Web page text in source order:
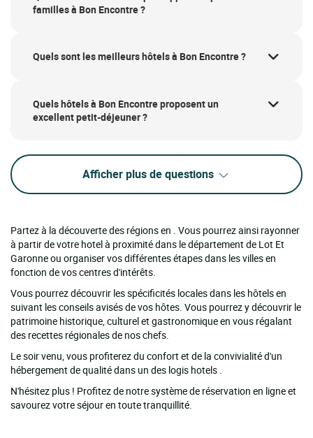
familles à Bon Encontre ?
Quels sont les meilleurs hôtels à Bon Encontre ?
Quels hôtels à Bon Encontre proposent un
excellent petit-déjeuner ?
Afficher plus de questions
Partez à la découverte des régions en . Vous pourrez ainsi rayonner
à partir de votre hotel à proximité dans le département de Lot Et
Garonne ou organiser vos différentes étapes dans les villes en
fonction de vos centres d'intérêts.
Vous pourrez découvrir les spécificités locales dans les hôtels en
suivant les conseils avisés de vos hôtes. Vous pourrez y découvrir le
patrimoine historique, culturel et gastronomique en vous régalant
des recettes régionales de nos chefs.
Le soir venu, vous profiterez du confort et de la convivialité d'un
hébergement de qualité dans un des logis hotels .
N'hésitez plus ! Profitez de notre système de réservation en ligne et
savourez votre séjour en toute tranquillité.